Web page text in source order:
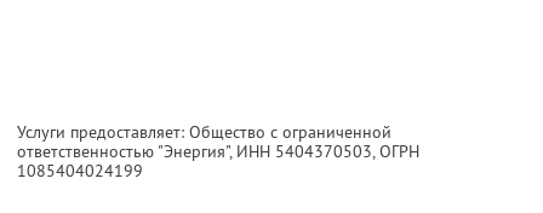
Услуги предоставляет: Общество с ограниченной
ответственностью "Энергия", ИНН 5404370503, ОГРН
1085404024199